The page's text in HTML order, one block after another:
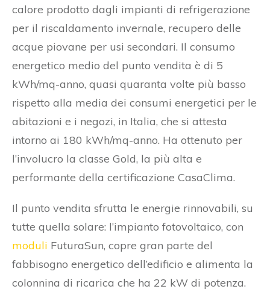
calore prodotto dagli impianti di refrigerazione
per il riscaldamento invernale, recupero delle
acque piovane per usi secondari. Il consumo
energetico medio del punto vendita è di 5
kWh/mq-anno, quasi quaranta volte più basso
rispetto alla media dei consumi energetici per le
abitazioni e i negozi, in Italia, che si attesta
intorno ai 180 kWh/mq-anno. Ha ottenuto per
l’involucro la classe Gold, la più alta e
performante della certificazione CasaClima.
Il punto vendita sfrutta le energie rinnovabili, su
tutte quella solare: l’impianto fotovoltaico, con
moduli FuturaSun, copre gran parte del
fabbisogno energetico dell’edificio e alimenta la
colonnina di ricarica che ha 22 kW di potenza.